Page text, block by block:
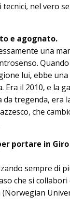
nel vero
e agognato.
una
Quando
lui, ebbe
il 2010, e la
tregenda, era
che
portare in
sempre di
che si collabori
(Norwegian